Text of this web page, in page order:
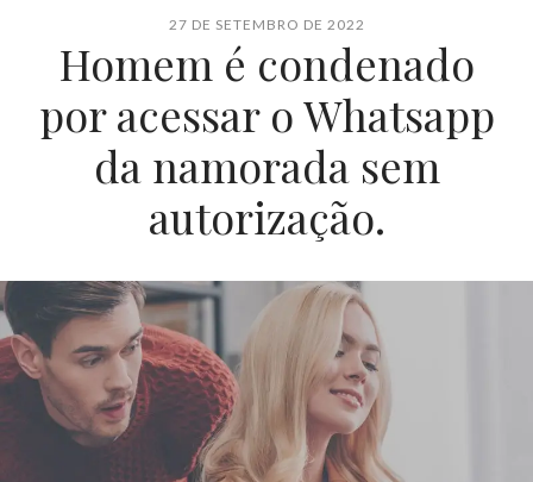
27 DE SETEMBRO DE 2022
Homem é condenado
por acessar o Whatsapp
da namorada sem
autorização.